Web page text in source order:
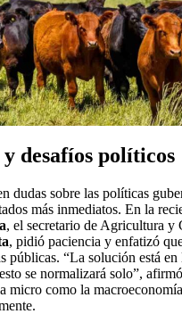
desafíos políticos
dudas sobre las políticas
más inmediatos. En la
, el secretario de Agricultura y
, pidió paciencia y enfatizó
públicas. “La solución está en
se normalizará solo”,
micro como la